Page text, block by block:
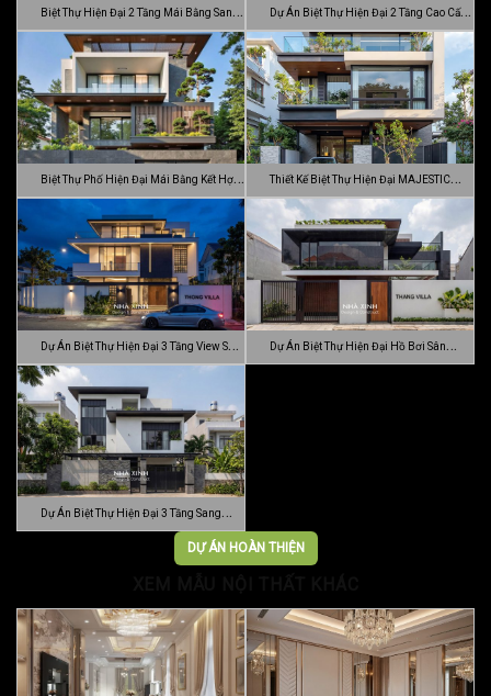
Biệt Thự Hiện Đại 2 Tầng Mái Bằng Sang Dự Án Biệt Thự Hiện Đại 2 Tầng Cao Cấp
Đ…
Biệt Thự Phố Hiện Đại Mái Bằng Kết Hợp Thiết Kế Biệt Thự Hiện Đại MAJESTIC
MODE…
Dự Án Biệt Thự Hiện Đại 3 Tầng View Sân
…
Dự Án Biệt Thự Hiện Đại Hồ Bơi Sân
Dự Án Biệt Thự Hiện Đại 3 Tầng Sang
DỰ ÁN HOÀN THIỆN